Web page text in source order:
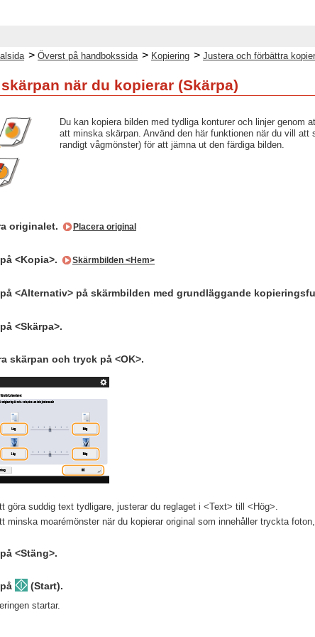
> Överst på handbokssida > Kopiering > Justera och förbättra
när du kopierar (Skärpa)
Du kan kopiera bilden med tydliga konturer och linjer genom
att minska skärpan. Använd den här funktionen när du vill
randigt vågmönster) för att jämna ut den färdiga bilden.
originalet. Placera original
<Kopia>. Skärmbilden <Hem>
<Alternativ> på skärmbilden med grundläggande
<Skärpa>.
skärpan och tryck på <OK>.
göra suddig text tydligare, justerar du reglaget i <Text> till <Hög>.
minska moarémönster när du kopierar original som innehåller tryckta
<Stäng>.
(Start).
startar.